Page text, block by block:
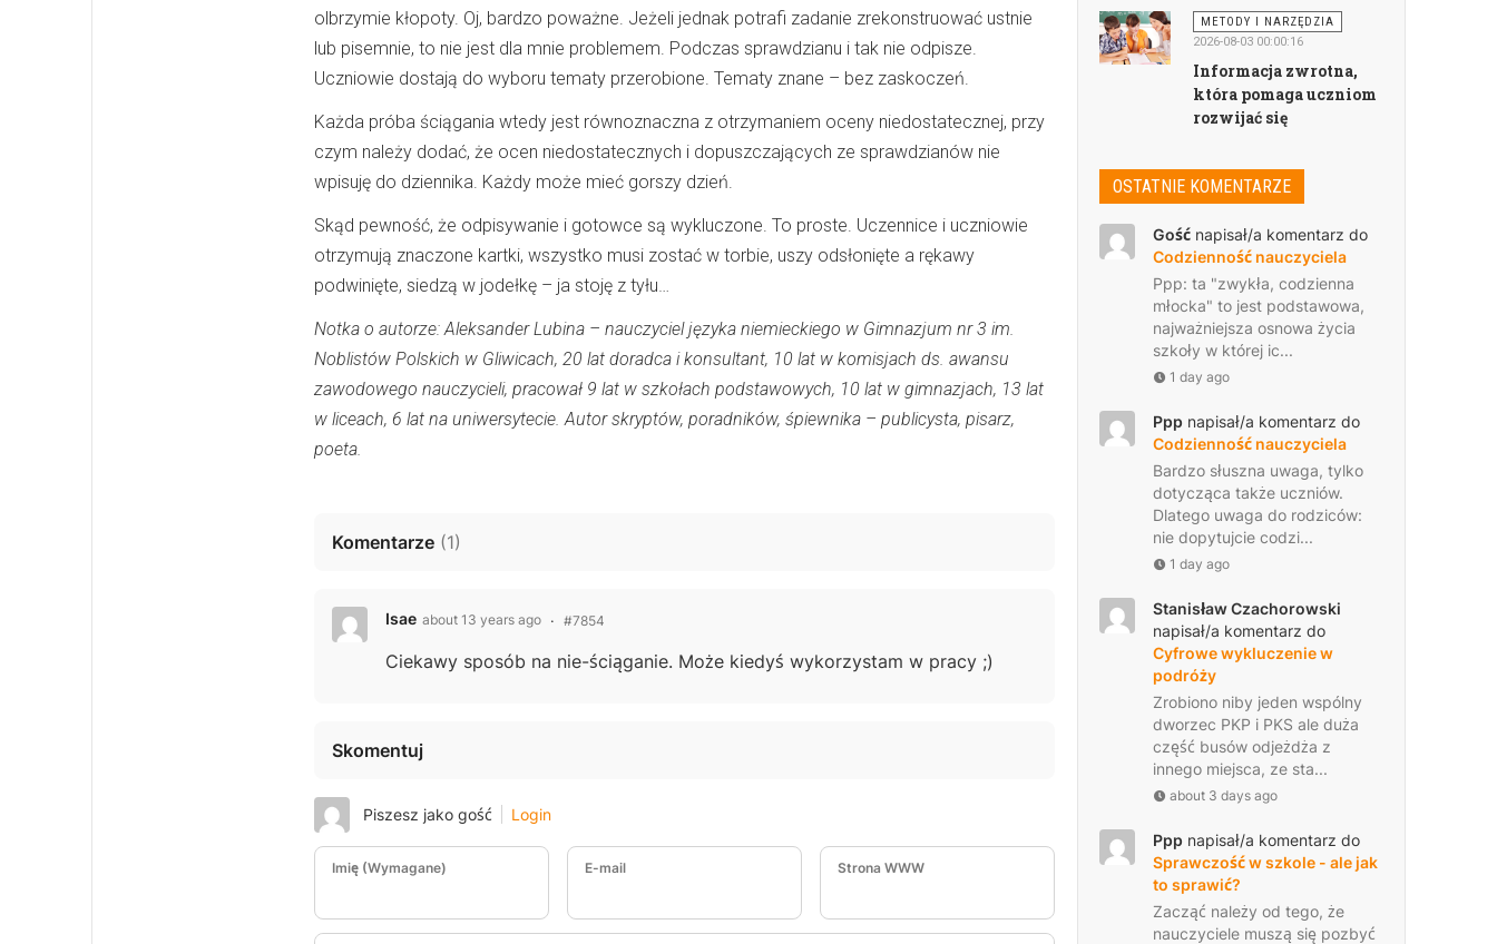
olbrzymie kłopoty. Oj, bardzo poważne. Jeżeli jednak potrafi zadanie zrekonstruować ustnie
lub pisemnie, to nie jest dla mnie problemem. Podczas sprawdzianu i tak nie odpisze.
Uczniowie dostają do wyboru tematy przerobione. Tematy znane – bez zaskoczeń.
Każda próba ściągania wtedy jest równoznaczna z otrzymaniem oceny niedostatecznej, przy
czym należy dodać, że ocen niedostatecznych i dopuszczających ze sprawdzianów nie
wpisuję do dziennika. Każdy może mieć gorszy dzień.
Skąd pewność, że odpisywanie i gotowce są wykluczone. To proste. Uczennice i uczniowie
otrzymują znaczone kartki, wszystko musi zostać w torbie, uszy odsłonięte a rękawy
podwinięte, siedzą w jodełkę – ja stoję z tyłu…
Notka o autorze: Aleksander Lubina – nauczyciel języka niemieckiego w Gimnazjum nr 3 im.
Noblistów Polskich w Gliwicach, 20 lat doradca i konsultant, 10 lat w komisjach ds. awansu
zawodowego nauczycieli, pracował 9 lat w szkołach podstawowych, 10 lat w gimnazjach, 13 lat
w liceach, 6 lat na uniwersytecie. Autor skryptów, poradników, śpiewnika – publicysta, pisarz,
poeta.
Komentarze (1)
Isae about 13 years ago #7854
Ciekawy sposób na nie-ściąganie. Może kiedyś wykorzystam w pracy ;)
Skomentuj
Piszesz jako gość Login
Imię (Wymagane) E-mail Strona WWW
METODY I NARZĘDZIA
2026-08-03 00:00:16
Informacja zwrotna,
która pomaga uczniom
rozwijać się
OSTATNIE KOMENTARZE
Gość napisał/a komentarz do
Codzienność nauczyciela
Ppp: ta "zwykła, codzienna
młocka" to jest podstawowa,
najważniejsza osnowa życia
szkoły w której ic...
1 day ago
Ppp napisał/a komentarz do
Codzienność nauczyciela
Bardzo słuszna uwaga, tylko
dotycząca także uczniów.
Dlatego uwaga do rodziców:
nie dopytujcie codzi...
1 day ago
Stanisław Czachorowski
napisał/a komentarz do
Cyfrowe wykluczenie w
podróży
Zrobiono niby jeden wspólny
dworzec PKP i PKS ale duża
część busów odjeżdża z
innego miejsca, ze sta...
about 3 days ago
Ppp napisał/a komentarz do
Sprawczość w szkole - ale jak
to sprawić?
Zacząć należy od tego, że
nauczyciele muszą się pozbyć